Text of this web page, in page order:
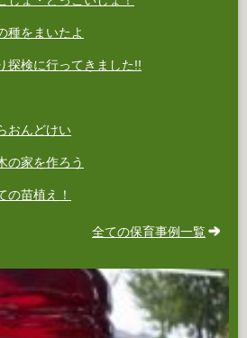
種をまいたよ
探検に行ってきました!!
おんどけい
の家を作ろう
の苗植え！
全ての保育事例一覧